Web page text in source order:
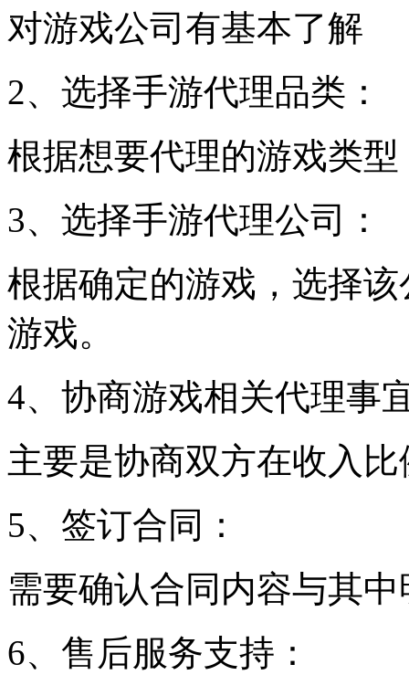
对游戏公司有基本了解
2、选择手游代理品类：
根据想要代理的游戏类
3、选择手游代理公司：
根据确定的游戏，选择
游戏。
4、协商游戏相关代理事
主要是协商双方在收入
5、签订合同：
需要确认合同内容与其
6、售后服务支持：